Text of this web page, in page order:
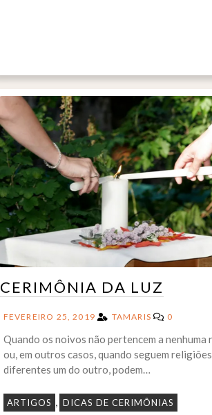
CERIMÔNIA DA LUZ
FEVEREIRO 25, 2019 TAMARIS 0
Quando os noivos não pertencem a nenhuma
ou, em outros casos, quando seguem religiões
diferentes um do outro, podem…
ARTIGOS DICAS DE CERIMÔNIAS